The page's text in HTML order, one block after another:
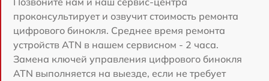
проконсультирует и озвучит стоимость ремонта
цифрового бинокля. Среднее время ремонта
устройств ATN в нашем сервисном - 2 часа.
Замена ключей управления цифрового бинокля
ATN выполняется на выезде, если не требует